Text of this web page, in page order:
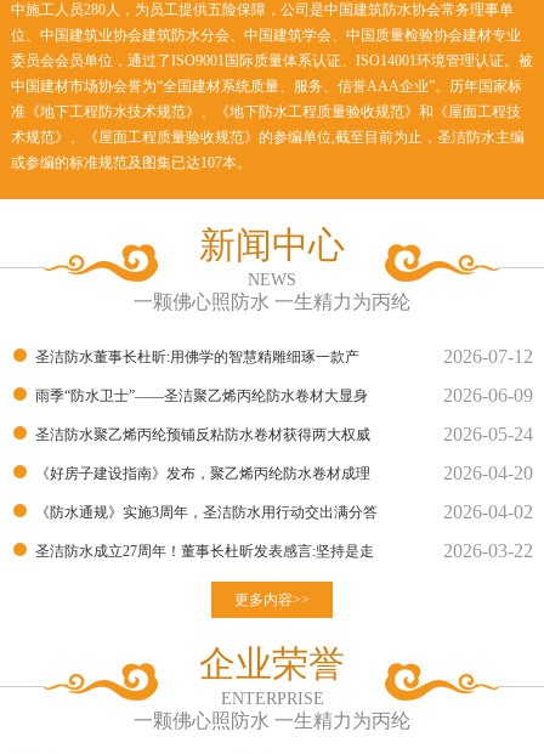
中施工人员280人，为员工提供五险保障，公司是中国建筑防水协会常务理事单
位、中国建筑业协会建筑防水分会、中国建筑学会、中国质量检验协会建材专业
委员会会员单位，通过了ISO9001国际质量体系认证、ISO14001环境管理认证。被
中国建材市场协会誉为“全国建材系统质量、服务、信誉AAA企业”。历年国家标
准《地下工程防水技术规范》、《地下防水工程质量验收规范》和《屋面工程技
术规范》、《屋面工程质量验收规范》的参编单位,截至目前为止，圣洁防水主编
或参编的标准规范及图集已达107本。
新闻中心
NEWS
一颗佛心照防水 一生精力为丙纶
圣洁防水董事长杜昕:用佛学的智慧精雕细琢一款产
品！
2026-07-12
雨季“防水卫士”——圣洁聚乙烯丙纶防水卷材大显身
手！
2026-06-09
圣洁防水聚乙烯丙纶预铺反粘防水卷材获得两大权威
部门的检测报告
2026-05-24
《好房子建设指南》发布，聚乙烯丙纶防水卷材成理
想建材
2026-04-20
《防水通规》实施3周年，圣洁防水用行动交出满分答
卷
2026-04-02
圣洁防水成立27周年！董事长杜昕发表感言:坚持是走 2026-03-22
更多内容>>
企业荣誉
ENTERPRISE
一颗佛心照防水 一生精力为丙纶